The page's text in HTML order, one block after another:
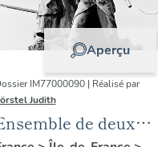
Aperçu
IM77000090 | Réalisé par
Judith
de deux